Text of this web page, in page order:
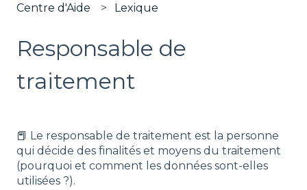
Centre d'Aide Lexique
Responsable de
traitement
📕 Le responsable de traitement est la personne
qui décide des finalités et moyens du traitement
(pourquoi et comment les données sont-elles
utilisées ?).